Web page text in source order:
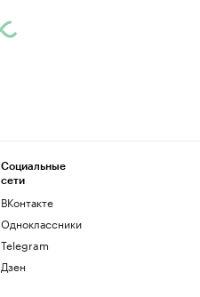
Социальные
сети
ВКонтакте
Одноклассники
Telegram
Дзен